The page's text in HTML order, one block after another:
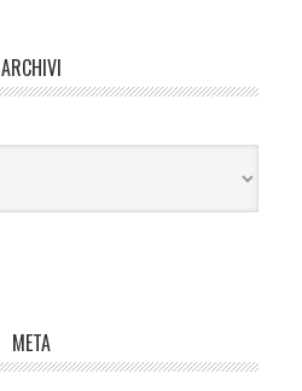
ARCHIVI
META